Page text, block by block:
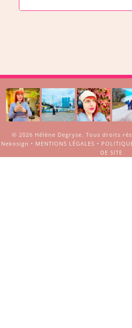
© 2026 Hélène Degryse. Tous droits
Nekosign • MENTIONS LÉGALES •
DE SITE